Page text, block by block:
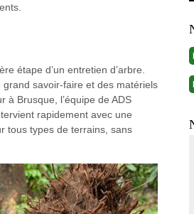
étape d’un entretien d’arbre.
savoir-faire et des matériels
à Brusque, l’équipe de ADS
rapidement avec une
tous types de terrains, sans